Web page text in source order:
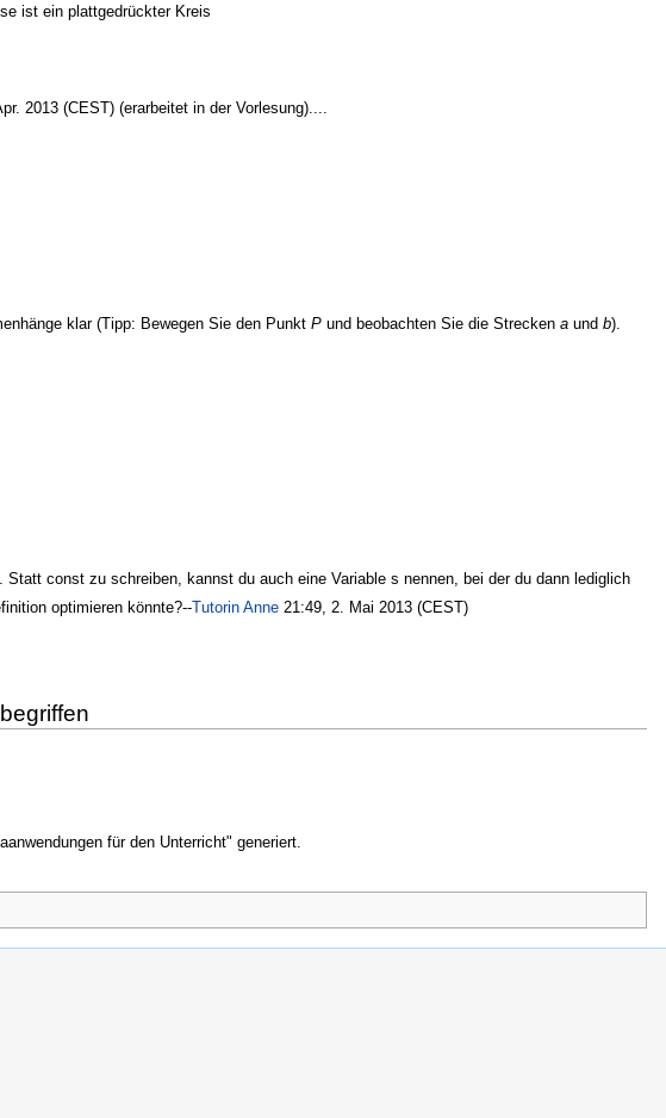
ist ein plattgedrückter Kreis
2013 (CEST) (erarbeitet in der Vorlesung)....
klar (Tipp: Bewegen Sie den Punkt Pund beobachten Sie die Strecken aund b).
Statt const zu schreiben, kannst du auch eine Variable s nennen, bei der du dann lediglich
optimieren könnte?--Tutorin Anne 21:49, 2. Mai 2013 (CEST)
für den Unterricht" generiert.